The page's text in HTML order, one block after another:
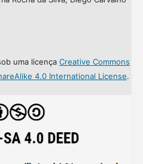
uma licença Creative Commons
4.0 International License.